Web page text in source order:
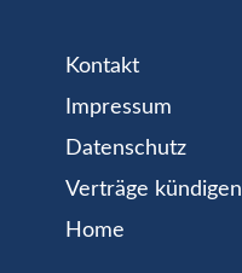
Kontakt
Impressum
Datenschutz
Verträge kündigen
Home